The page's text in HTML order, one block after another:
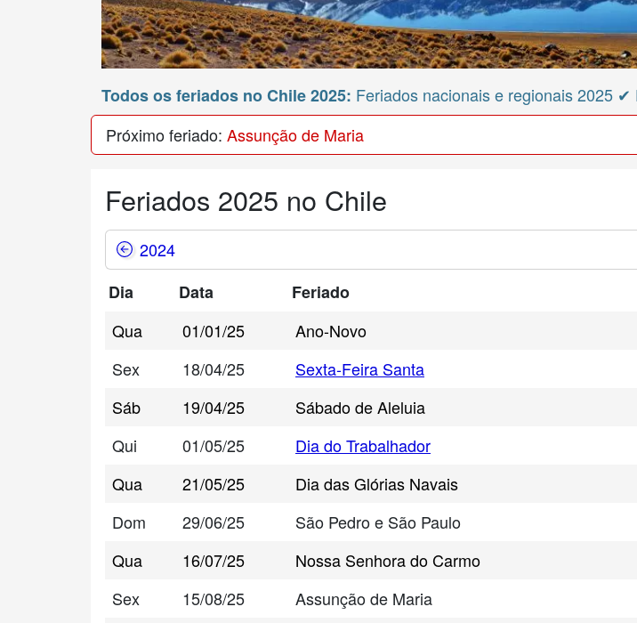
Todos os feriados no Chile 2025: Feriados nacionais e regionais 2025
Próximo feriado: Assunção de Maria
Feriados 2025 no Chile
2024
Dia
Data Feriado
Qua
01/01/25 Ano-Novo
Sex
18/04/25 Sexta-Feira Santa
Sáb
19/04/25 Sábado de Aleluia
Qui
01/05/25 Dia do Trabalhador
Qua
21/05/25 Dia das Glórias Navais
Dom
29/06/25 São Pedro e São Paulo
Qua
16/07/25 Nossa Senhora do Carmo
Sex
15/08/25 Assunção de Maria